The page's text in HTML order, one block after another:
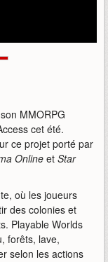
MMORPG
cet été.
ce projet porté par
Online et Star
où les joueurs
des colonies et
Playable Worlds
forêts, lave,
selon les actions